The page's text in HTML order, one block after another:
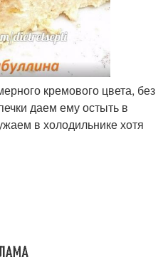
кремового цвета, без
даем ему остыть в
в холодильнике хотя